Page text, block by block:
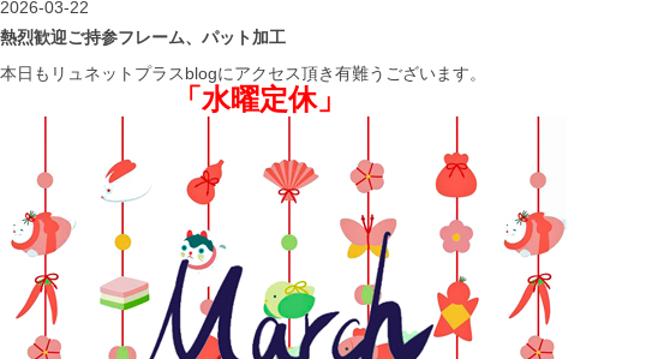
2026-03-22
熱烈歓迎ご持参フレーム、パット加工
本日もリュネットプラスblogにアクセス頂き有難うございます。
「水曜定休」